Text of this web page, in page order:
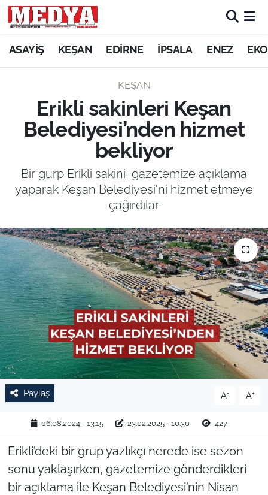
ASAYİŞ KEŞAN EDİRNE İPSALA ENEZ
KEŞAN
Erikli sakinleri Keşan
Belediyesi’nden hizmet
bekliyor
Bir gurp Erikli sakini, gazetemize açıklama
yaparak Keşan Belediyesi'ni hizmet etmeye
çağırdılar
Paylaş A- A+
06.08.2024 - 13:15 23.02.2025 - 10:30 427
Erikli’deki bir grup yazlıkçı nerede ise sezon
sonu yaklaşırken, gazetemize gönderdikleri
bir açıklama ile Keşan Belediyesi’nin Nisan
KEŞAN
ASAYİŞ
SİYASET
GÜNDEM
EKONOMİ
SAĞLIK
EĞİTİM
TARIM VE HAYVANCILIK
KÜLTÜR SANAT
RESMİ İLAN
SPOR
TEKİRDAĞ